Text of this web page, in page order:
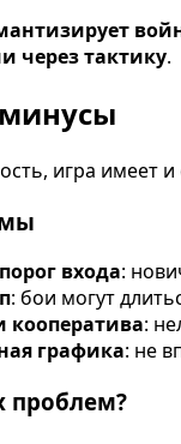
через тактику.
игра имеет
входа:
: бои могут
кооператива:
графика: не
проблем?